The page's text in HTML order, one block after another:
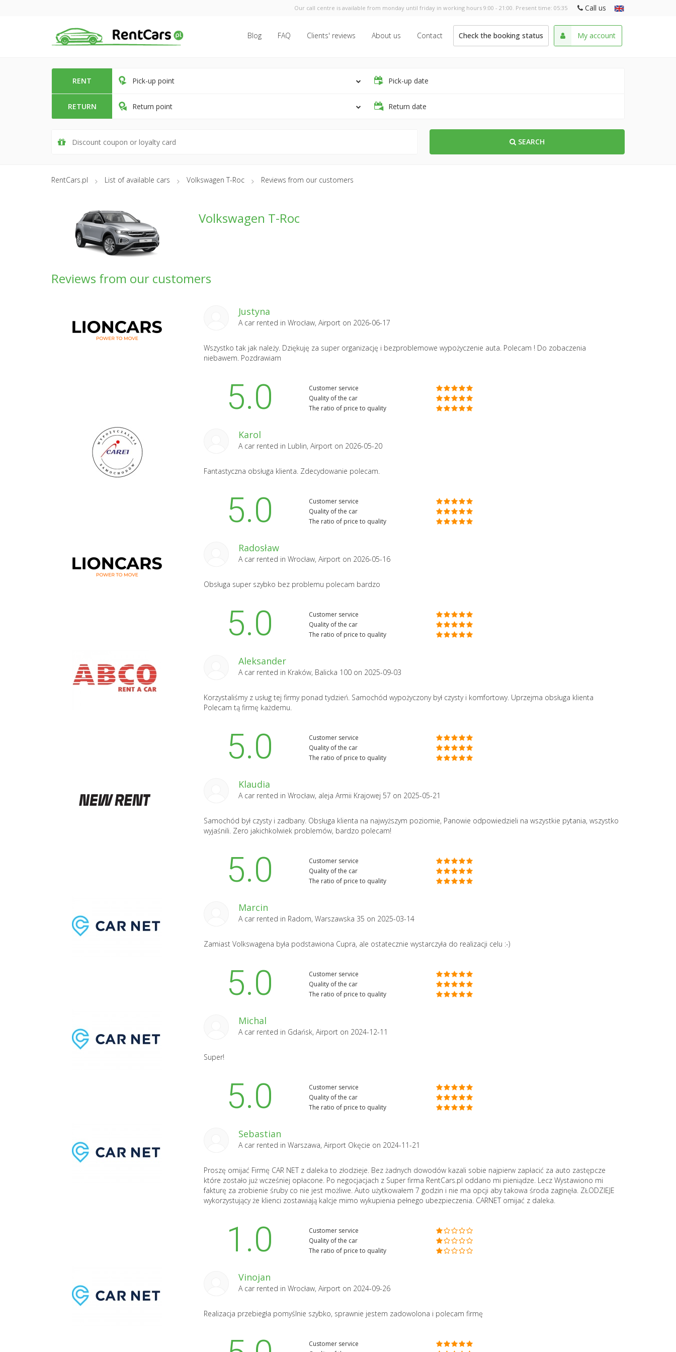
Our call centre is available from monday until friday in working hours 9:00 - 21:00. Present time: 05:35 Call us
Blog FAQ Clients' reviews About us Contact Check the booking status My account
RENT Pick-up point Pick-up date
RETURN Return point Return date
SEARCH
RentCars.pl List of available cars Volkswagen T-Roc Reviews from our customers
Volkswagen T-Roc
Reviews from our customers
Justyna
A car rented in Wrocław, Airport on 2026-06-17
Wszystko tak jak należy. Dziękuję za super organizację i bezproblemowe wypożyczenie auta. Polecam ! Do zobaczenia
niebawem. Pozdrawiam
5.0
Customer service
Quality of the car
The ratio of price to quality
Karol
A car rented in Lublin, Airport on 2026-05-20
Fantastyczna obsługa klienta. Zdecydowanie polecam.
5.0
Customer service
Quality of the car
The ratio of price to quality
Radosław
A car rented in Wrocław, Airport on 2026-05-16
Obsługa super szybko bez problemu polecam bardzo
5.0
Customer service
Quality of the car
The ratio of price to quality
Aleksander
A car rented in Kraków, Balicka 100 on 2025-09-03
Korzystaliśmy z usług tej firmy ponad tydzień. Samochód wypożyczony był czysty i komfortowy. Uprzejma obsługa klienta
Polecam tą firmę każdemu.
5.0
Customer service
Quality of the car
The ratio of price to quality
Klaudia
A car rented in Wrocław, aleja Armii Krajowej 57 on 2025-05-21
Samochód był czysty i zadbany. Obsługa klienta na najwyższym poziomie, Panowie odpowiedzieli na wszystkie pytania, wszystko
wyjaśnili. Zero jakichkolwiek problemów, bardzo polecam!
5.0
Customer service
Quality of the car
The ratio of price to quality
Marcin
A car rented in Radom, Warszawska 35 on 2025-03-14
Zamiast Volkswagena była podstawiona Cupra, ale ostatecznie wystarczyła do realizacji celu :-)
5.0
Customer service
Quality of the car
The ratio of price to quality
Michal
A car rented in Gdańsk, Airport on 2024-12-11
Super!
5.0
Customer service
Quality of the car
The ratio of price to quality
Sebastian
A car rented in Warszawa, Airport Okęcie on 2024-11-21
Proszę omijać Firmę CAR NET z daleka to złodzieje. Bez żadnych dowodów kazali sobie najpierw zapłacić za auto zastępcze
które zostało już wcześniej opłacone. Po negocjacjach z Super firma RentCars.pl oddano mi pieniądze. Lecz Wystawiono mi
fakturę za zrobienie śruby co nie jest możliwe. Auto użytkowałem 7 godzin i nie ma opcji aby takowa środa zaginęła. ZŁODZIEJE
wykorzystujący że klienci zostawiają kalcje mimo wykupienia pełnego ubezpieczenia. CARNET omijać z daleka.
1.0
Customer service
Quality of the car
The ratio of price to quality
Vinojan
A car rented in Wrocław, Airport on 2024-09-26
Realizacja przebiegła pomyślnie szybko, sprawnie jestem zadowolona i polecam firmę
Customer service